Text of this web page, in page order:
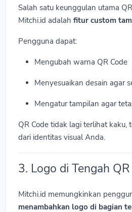
Salah satu keunggulan utama
Mitchi.id adalah fitur custom
Pengguna dapat:
Mengubah warna QR Code
Menyesuaikan desain agar
Mengatur tampilan agar
QR Code tidak lagi terlihat kaku,
dari identitas visual Anda.
3. Logo di Tengah
Mitchi.id memungkinkan
menambahkan logo di bagian